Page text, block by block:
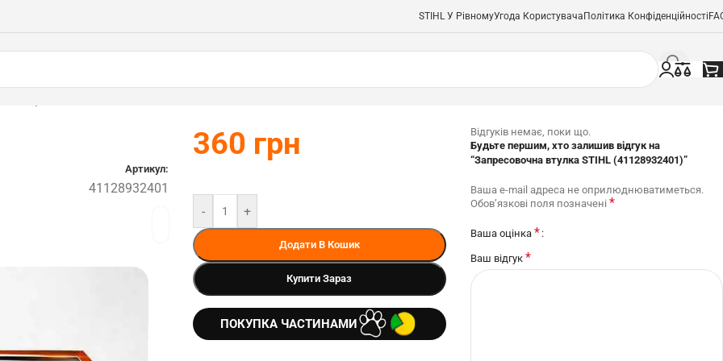
STIHL У РівномуУгода Користувача Політика Конфіденційності
Артикул:
41128932401
360 грн
- +
Додати В Кошик
Купити Зараз
ПОКУПКА ЧАСТИНАМИ
Відгуків немає, поки що.
Будьте першим, хто залишив відгук на
“Запресовочна втулка STIHL (41128932401)”
Ваша e-mail адреса не оприлюднюватиметься.
Обов’язкові поля позначені *
Ваша оцінка *
Ваш відгук *